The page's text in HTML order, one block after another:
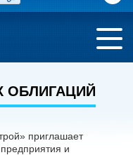
ОБЛИГАЦИЙ
приглашает
и